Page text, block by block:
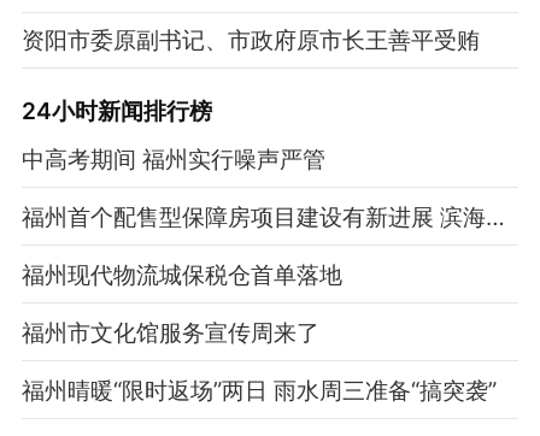
资阳市委原副书记、市政府原市长王善平受贿
24小时新闻排行榜
中高考期间 福州实行噪声严管
福州首个配售型保障房项目建设有新进展 滨海双龙新居预计年底交付
福州现代物流城保税仓首单落地
福州市文化馆服务宣传周来了
福州晴暖“限时返场”两日 雨水周三准备“搞突袭”